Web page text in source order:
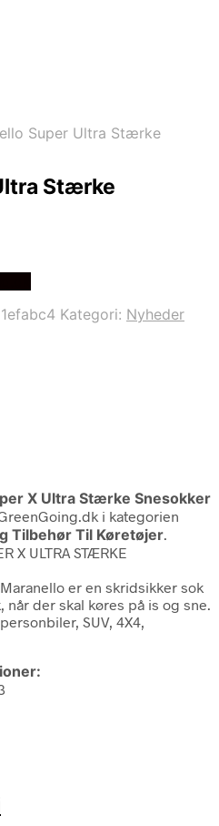
Super Ultra Stærke
Stærke
Kategori: Nyheder
X Ultra Stærke Snesokker
i kategorien
Tilbehør Til Køretøjer.
X ULTRA STÆRKE
er en skridsikker sok
der skal køres på is og sne.
SUV, 4X4,